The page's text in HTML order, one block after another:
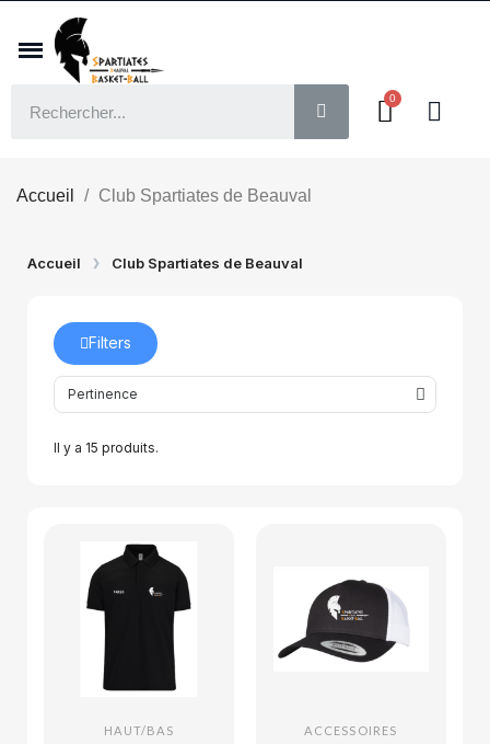
Accueil Club Spartiates de Beauval
Accueil Club Spartiates de Beauval
Il y a 15 produits.
Filters
HAUT/BAS ACCESSOIRES